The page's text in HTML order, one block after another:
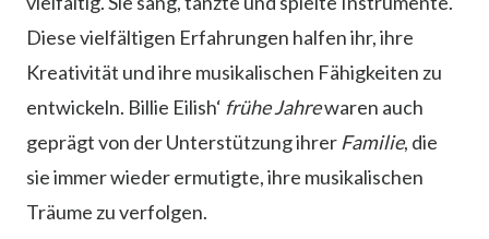
Diese vielfältigen Erfahrungen halfen ihr, ihre
Kreativität und ihre musikalischen Fähigkeiten zu
entwickeln. Billie Eilish‘ frühe Jahrewaren auch
geprägt von der Unterstützung ihrer Familie, die
sie immer wieder ermutigte, ihre musikalischen
Träume zu verfolgen.